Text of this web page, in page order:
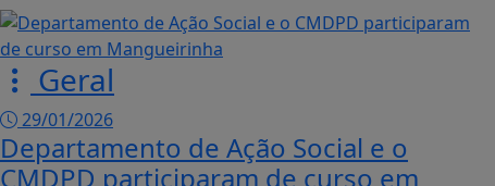
Geral
29/01/2026
Departamento de Ação Social e o
CMDPD participaram de curso em